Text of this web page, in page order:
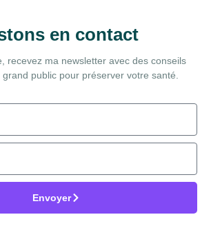
en contact
recevez ma newsletter avec des conseils
grand public pour préserver votre santé.
Envoyer